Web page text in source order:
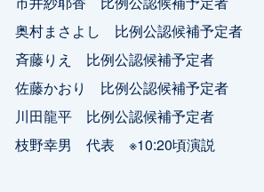
奥村まさよし 比例公認候補予定者
斉藤りえ 比例公認候補予定者
佐藤かおり 比例公認候補予定者
川田龍平 比例公認候補予定者
枝野幸男 代表 ※10:20頃演説